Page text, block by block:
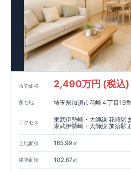
販売価格 2,490万円 (税込)
所在地 埼玉県加須市花崎４丁目19
アクセス
東武伊勢崎・大師線 花崎駅
東武伊勢崎・大師線 加須駅
土地面積 165.99㎡
建物面積 102.67㎡